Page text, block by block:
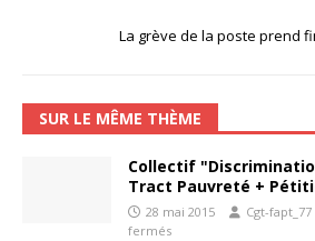
La grève de la poste prend
SUR LE MÊME THÈME
Collectif
Tract Pauvreté +
28 mai 2015 Cgt-fapt_77
fermés